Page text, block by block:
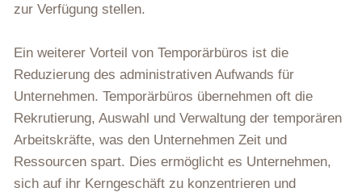
zur Verfügung stellen.
Ein weiterer Vorteil von Temporärbüros ist die
Reduzierung des administrativen Aufwands für
Unternehmen. Temporärbüros übernehmen oft die
Rekrutierung, Auswahl und Verwaltung der temporären
Arbeitskräfte, was den Unternehmen Zeit und
Ressourcen spart. Dies ermöglicht es Unternehmen,
sich auf ihr Kerngeschäft zu konzentrieren und